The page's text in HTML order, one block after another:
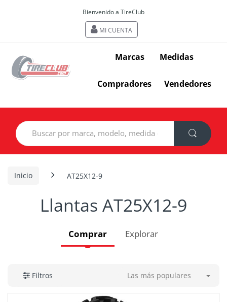
Bienvenido a TireClub
MI CUENTA
Marcas Medidas
Compradores Vendedores
Search
for:
Inicio AT25X12-9
Llantas AT25X12-9
Comprar Explorar
Filtros Las más populares